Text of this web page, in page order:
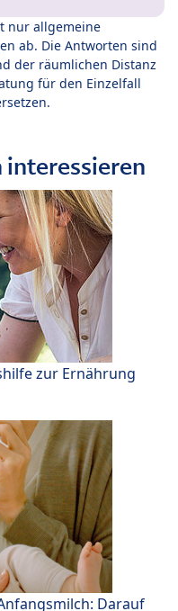
nur allgemeine
ab. Die Antworten sind
der räumlichen Distanz
für den Einzelfall
interessieren
zur Ernährung
Darauf